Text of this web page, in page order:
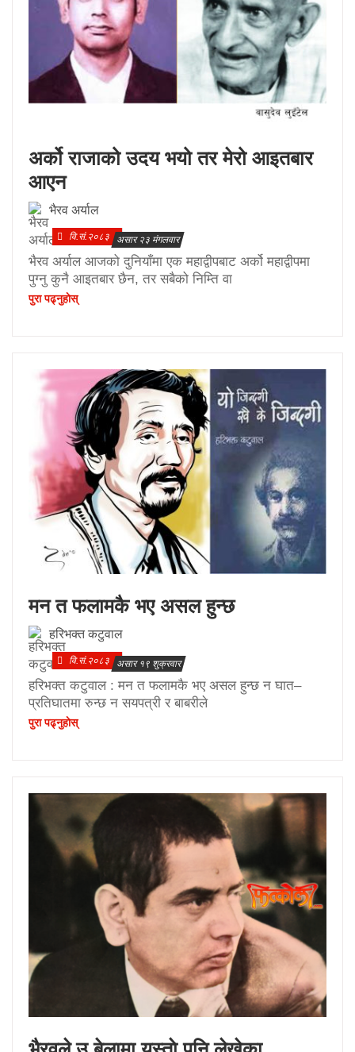
अर्को राजाको उदय भयो तर मेरो आइतबार
आएन
भैरव अर्याल
वि.सं.२०८३ असार २३ मंगलवार
भैरव अर्याल आजको दुनियाँमा एक महाद्वीपबाट अर्को महाद्वीपमा
पुग्नु कुनै आइतबार छैन, तर सबैको निम्ति वा
पुरा पढ्नुहाेस्
मन त फलामकै भए असल हुन्छ
हरिभक्त कटुवाल
वि.सं.२०८३ असार १९ शुक्रवार
हरिभक्त कटुवाल : मन त फलामकै भए असल हुन्छ न घात–
प्रतिघातमा रुन्छ न सयपत्री र बाबरीले
पुरा पढ्नुहाेस्